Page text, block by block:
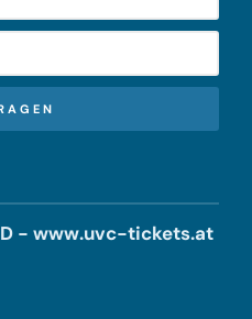
- www.uvc-tickets.at